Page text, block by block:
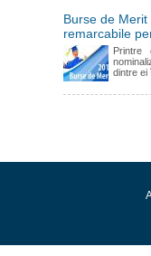
Burse de
remarcabile
Printre
dintre ei